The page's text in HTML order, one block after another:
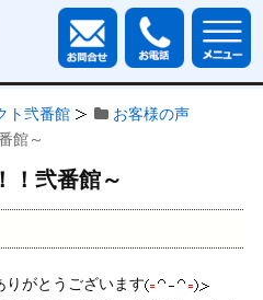
ト弐番館
お客様の声
館～
！弐番館～
りがとうございます